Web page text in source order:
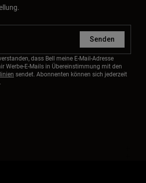
Senden
dass Bell meine E-Mail-Adresse
Werbe-E-Mails in Übereinstimmung mit den
sendet. Abonnenten können sich jederzeit